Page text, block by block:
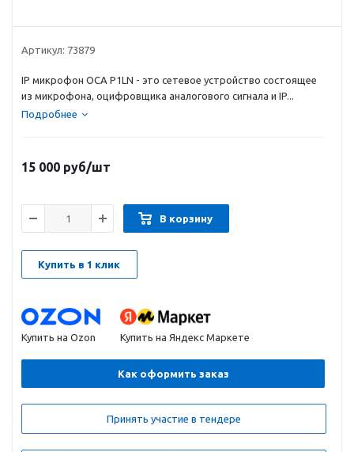
Артикул: 73879
IP микрофон ОСА P1LN - это сетевое устройство состоящее
из микрофона, оцифровщика аналогового сигнала и IP...
Подробнее
15 000 руб/шт
В корзину
Купить в 1 клик
Купить на Ozon Купить на Яндекс Маркете
Как оформить заказ
Принять участие в тендере